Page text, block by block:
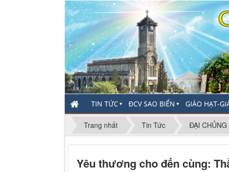
TIN TỨC ▼ ĐCV SAO BIỂN ▼ GIÁO HẠT-
Trang nhất Tin Tức ĐẠI CHỦNG
Yêu thương cho đến cùng: